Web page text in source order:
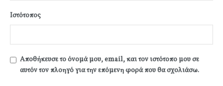
Ιστότοπος
Αποθήκευσε το όνομά μου, email, και τον ιστότοπο μου σε
αυτόν τον πλοηγό για την επόμενη φορά που θα σχολιάσω.